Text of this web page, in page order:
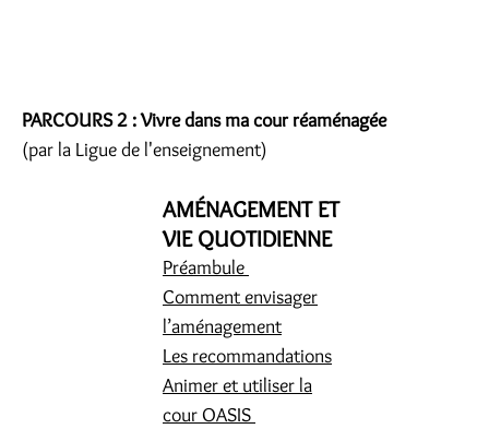
PARCOURS 2 : Vivre dans ma cour réaménagée
(par la Ligue de l'enseignement)
AMÉNAGEMENT ET
VIE QUOTIDIENNE
Préambule
Comment envisager
l’aménagement
Les recommandations
Animer et utiliser la
cour OASIS